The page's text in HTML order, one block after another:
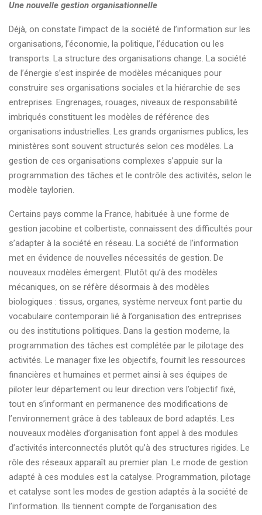
Une nouvelle gestion organisationnelle
Déjà, on constate l’impact de la société de l’information sur les
organisations, l’économie, la politique, l’éducation ou les
transports. La structure des organisations change. La société
de l’énergie s’est inspirée de modèles mécaniques pour
construire ses organisations sociales et la hiérarchie de ses
entreprises. Engrenages, rouages, niveaux de responsabilité
imbriqués constituent les modèles de référence des
organisations industrielles. Les grands organismes publics, les
ministères sont souvent structurés selon ces modèles. La
gestion de ces organisations complexes s’appuie sur la
programmation des tâches et le contrôle des activités, selon le
modèle taylorien.
Certains pays comme la France, habituée à une forme de
gestion jacobine et colbertiste, connaissent des difficultés pour
s’adapter à la société en réseau. La société de l’information
met en évidence de nouvelles nécessités de gestion. De
nouveaux modèles émergent. Plutôt qu’à des modèles
mécaniques, on se réfère désormais à des modèles
biologiques : tissus, organes, système nerveux font partie du
vocabulaire contemporain lié à l’organisation des entreprises
ou des institutions politiques. Dans la gestion moderne, la
programmation des tâches est complétée par le pilotage des
activités. Le manager fixe les objectifs, fournit les ressources
financières et humaines et permet ainsi à ses équipes de
piloter leur département ou leur direction vers l’objectif fixé,
tout en s’informant en permanence des modifications de
l’environnement grâce à des tableaux de bord adaptés. Les
nouveaux modèles d’organisation font appel à des modules
d’activités interconnectés plutôt qu’à des structures rigides. Le
rôle des réseaux apparaît au premier plan. Le mode de gestion
adapté à ces modules est la catalyse. Programmation, pilotage
et catalyse sont les modes de gestion adaptés à la société de
l’information. Ils tiennent compte de l’organisation des